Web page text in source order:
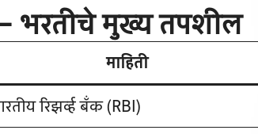
भरतीचे मुख्य तपशील
माहिती
रिझर्व्ह बँक (RBI)